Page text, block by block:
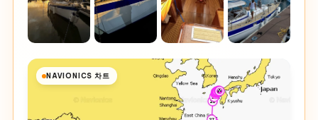
NAVIONICS 차트